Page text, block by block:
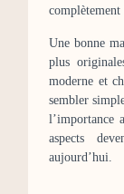
complètement
Une bonne
plus
moderne et
sembler
l’importance
aspects
aujourd’hui.